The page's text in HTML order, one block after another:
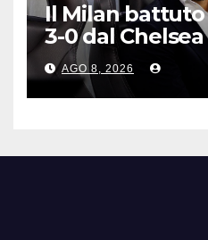
Il Milan
3-0 dal Chelsea
AGO 8, 2026